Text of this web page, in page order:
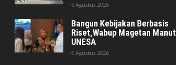
6 Agustus 2026
Bangun Kebijakan Berbasis
Riset,Wabup Magetan Manut
UNESA
6 Agustus 2026